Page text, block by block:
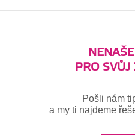
PRO SVŮJ
Pošli nám
a my ti najdeme